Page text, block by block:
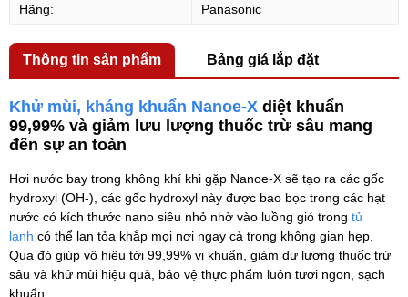
Hãng:
Panasonic
Thông tin sản phẩm Bảng giá lắp đặt
Khử mùi, kháng khuẩn Nanoe-X diệt khuẩn
99,99% và giảm lưu lượng thuốc trừ sâu mang
đến sự an toàn
Hơi nước bay trong không khí khi gặp Nanoe-X sẽ tạo ra các gốc
hydroxyl (OH-), các gốc hydroxyl này được bao bọc trong các hạt
nước có kích thước nano siêu nhỏ nhờ vào luồng gió trong tủ
lạnh có thể lan tỏa khắp mọi nơi ngay cả trong không gian hẹp.
Qua đó giúp vô hiệu tới 99,99% vi khuẩn, giảm dư lượng thuốc trừ
sâu và khử mùi hiệu quả, bảo vệ thực phẩm luôn tươi ngon, sạch
khuẩn.